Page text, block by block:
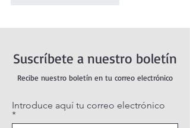
Suscríbete a nuestro boletín
Recibe nuestro boletín en tu correo electrónico
Introduce aquí tu correo electrónico